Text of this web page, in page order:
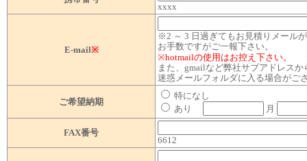
xxxx
E-mail※
※2 ～ 3 日過ぎてもお見積りメール
お手数ですがご一報下さい。
※hotmailの使用はお控え下さい。
また、gmailなど弊社サブアドレス
迷惑メールフォルダに入る場合がご
ご希望納期
特になし
あり
月
FAX番号
6612